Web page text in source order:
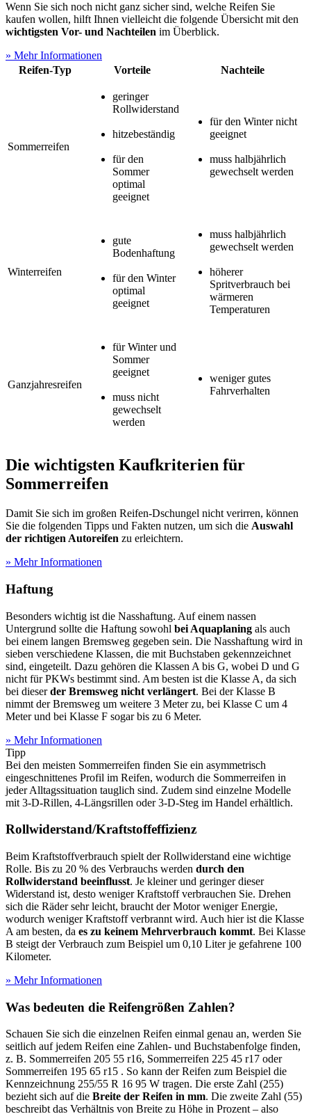
Wenn Sie sich noch nicht ganz sicher sind, welche Reifen Sie
kaufen wollen, hilft Ihnen vielleicht die folgende Übersicht mit den
wichtigsten Vor- und Nachteilen im Überblick.
» Mehr Informationen
Reifen-Typ
Vorteile Nachteile
Sommerreifen
geringer
Rollwiderstand
hitzebeständig
für den
Sommer
optimal
geeignet
für den Winter nicht
geeignet
muss halbjährlich
gewechselt werden
Winterreifen
gute
Bodenhaftung
für den Winter
optimal
geeignet
muss halbjährlich
gewechselt werden
höherer
Spritverbrauch bei
wärmeren
Temperaturen
Ganzjahresreifen
für Winter und
Sommer
geeignet
muss nicht
gewechselt
werden
weniger gutes
Fahrverhalten
Die wichtigsten Kaufkriterien für
Sommerreifen
Damit Sie sich im großen Reifen-Dschungel nicht verirren, können
Sie die folgenden Tipps und Fakten nutzen, um sich die Auswahl
der richtigen Autoreifen zu erleichtern.
» Mehr Informationen
Haftung
Besonders wichtig ist die Nasshaftung. Auf einem nassen
Untergrund sollte die Haftung sowohl bei Aquaplaning als auch
bei einem langen Bremsweg gegeben sein. Die Nasshaftung wird in
sieben verschiedene Klassen, die mit Buchstaben gekennzeichnet
sind, eingeteilt. Dazu gehören die Klassen A bis G, wobei D und G
nicht für PKWs bestimmt sind. Am besten ist die Klasse A, da sich
bei dieserder Bremsweg nicht verlängert. Bei der Klasse B
nimmt der Bremsweg um weitere 3 Meter zu, bei Klasse C um 4
Meter und bei Klasse F sogar bis zu 6 Meter.
» Mehr Informationen
Tipp
Bei den meisten Sommerreifen finden Sie ein asymmetrisch
eingeschnittenes Profil im Reifen, wodurch die Sommerreifen in
jeder Alltagssituation tauglich sind. Zudem sind einzelne Modelle
mit 3-D-Rillen, 4-Längsrillen oder 3-D-Steg im Handel erhältlich.
Rollwiderstand/Kraftstoffeffizienz
Beim Kraftstoffverbrauch spielt der Rollwiderstand eine wichtige
Rolle. Bis zu 20 % des Verbrauchs werden durch den
Rollwiderstand beeinflusst. Je kleiner und geringer dieser
Widerstand ist, desto weniger Kraftstoff verbrauchen Sie. Drehen
sich die Räder sehr leicht, braucht der Motor weniger Energie,
wodurch weniger Kraftstoff verbrannt wird. Auch hier ist die Klasse
A am besten, da es zu keinem Mehrverbrauch kommt. Bei Klasse
B steigt der Verbrauch zum Beispiel um 0,10 Liter je gefahrene 100
Kilometer.
» Mehr Informationen
Was bedeuten die Reifengrößen Zahlen?
Schauen Sie sich die einzelnen Reifen einmal genau an, werden Sie
seitlich auf jedem Reifen eine Zahlen- und Buchstabenfolge finden,
z. B. Sommerreifen 205 55 r16, Sommerreifen 225 45 r17 oder
Sommerreifen 195 65 r15 . So kann der Reifen zum Beispiel die
Kennzeichnung 255/55 R 16 95 W tragen. Die erste Zahl (255)
bezieht sich auf die Breite der Reifen in mm. Die zweite Zahl (55)
beschreibt das Verhältnis von Breite zu Höhe in Prozent – also